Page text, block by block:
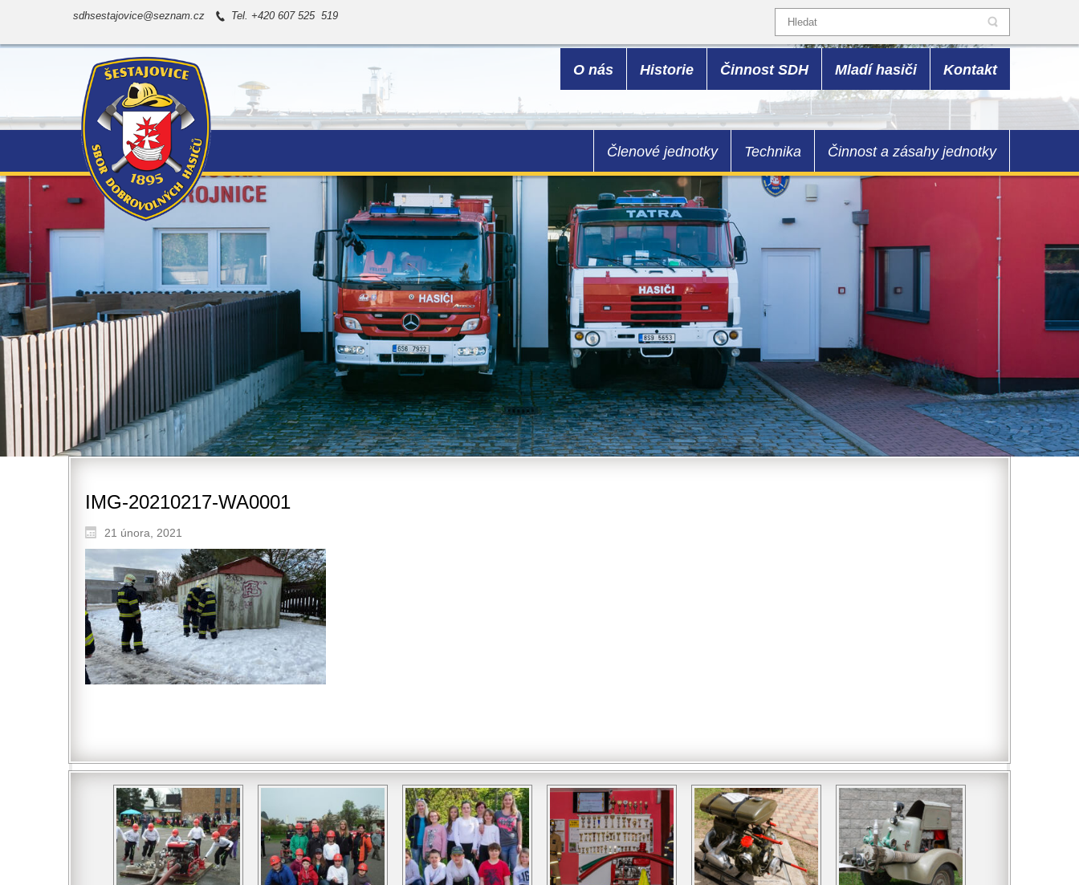
sdhsestajovice@seznam.cz Tel. +420 607 525 519
O nás Historie Činnost SDH Mladí hasiči Kontakt
Členové jednotky Technika Činnost a zásahy jednotky
IMG-20210217-WA0001
21 února, 2021